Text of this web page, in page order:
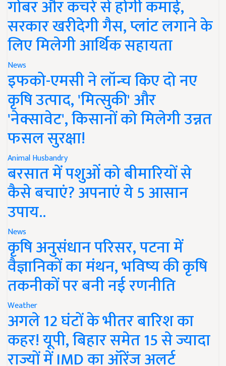
गोबर और कचरे से होगी कमाई,
सरकार खरीदेगी गैस, प्लांट लगाने के
लिए मिलेगी आर्थिक सहायता
News
इफको-एमसी ने लॉन्च किए दो नए
कृषि उत्पाद, 'मित्सुकी' और
'नेक्सावेट', किसानों को मिलेगी उन्नत
फसल सुरक्षा!
Animal Husbandry
बरसात में पशुओं को बीमारियों से
कैसे बचाएं? अपनाएं ये 5 आसान
उपाय..
News
कृषि अनुसंधान परिसर, पटना में
वैज्ञानिकों का मंथन, भविष्य की कृषि
तकनीकों पर बनी नई रणनीति
Weather
अगले 12 घंटों के भीतर बारिश का
कहर! यूपी, बिहार समेत 15 से ज्यादा
राज्यों में IMD का ऑरेंज अलर्ट